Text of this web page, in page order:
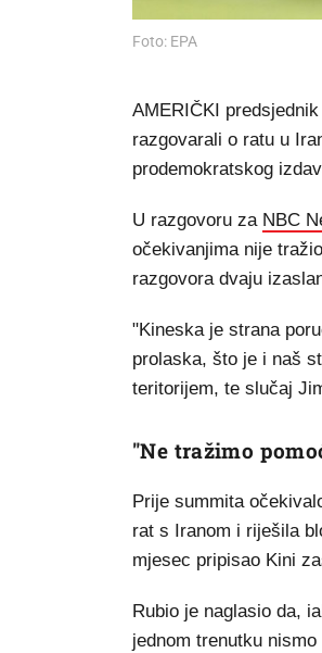
Foto: EPA
AMERIČKI
razgovarali o ratu u
prodemokratskog
U razgovoru za NBC
očekivanjima nije
razgovora dvaju
"Kineska je strana
prolaska, što je i naš
teritorijem, te slučaj
"Ne tražimo
Prije summita
rat s Iranom i riješila
mjesec pripisao Kini
Rubio je naglasio da,
jednom trenutku